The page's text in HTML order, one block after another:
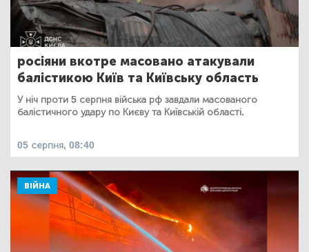
росіяни вкотре масовано атакували
балістикою Київ та Київську область
У ніч проти 5 серпня війська рф завдали масованого
балістичного удару по Києву та Київській області.
05 серпня, 08:40
ВІЙНА